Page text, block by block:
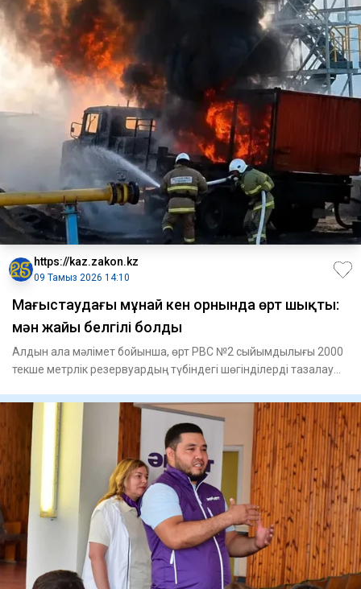
https://kaz.zakon.kz
09 Тамыз 2026 14:10
Маңғыстаудағы мұнай кен орнында өрт шықты:
мән жайы белгілі болды
Алдын ала мәлімет бойынша, өрт РВС №2 сыйымдылығы 2000
текше метрлік резервуардың түбіндегі шөгінділерді тазалау